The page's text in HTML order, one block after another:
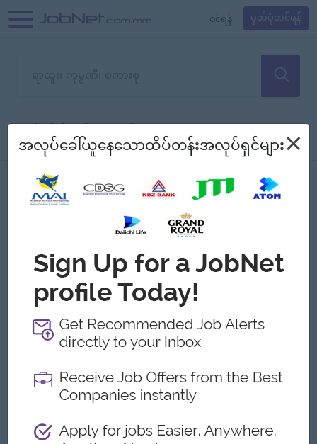
၀င်ရန် မှတ်ပုံတင်ရန်
သော အလုပ်မရှိသေးပါ။
စစ်ရန် စဉ်၍ကြည့်မည်
အလုပ်ခေါ်ယူနေသောထိပ်တန်းအလုပ်ရှင်များ×